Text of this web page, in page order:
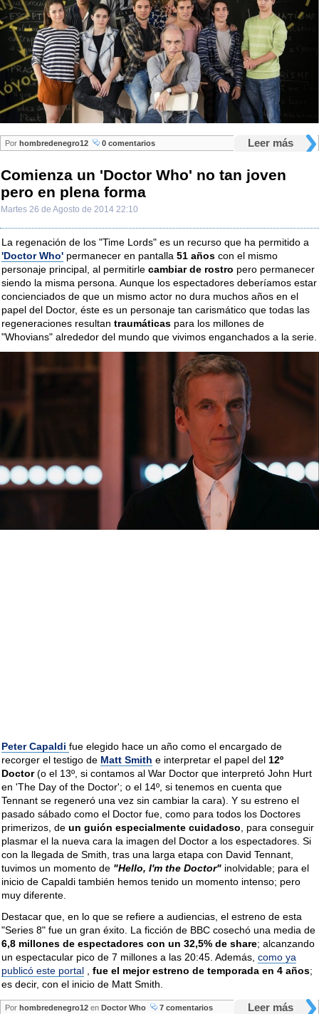
Leer más
Por hombredenegro12 0 comentarios
Comienza un 'Doctor Who' no tan joven
pero en plena forma
Martes 26 de Agosto de 2014 22:10
La regenación de los "Time Lords" es un recurso que ha permitido a
'Doctor Who' permanecer en pantalla 51 años con el mismo
personaje principal, al permitirle cambiar de rostro pero permanecer
siendo la misma persona. Aunque los espectadores deberíamos estar
concienciados de que un mismo actor no dura muchos años en el
papel del Doctor, éste es un personaje tan carismático que todas las
regeneraciones resultan traumáticas para los millones de
"Whovians" alrededor del mundo que vivimos enganchados a la serie.
Peter Capaldi fue elegido hace un año como el encargado de
recorger el testigo de Matt Smith e interpretar el papel del 12º
Doctor(o el 13º, si contamos al War Doctor que interpretó John Hurt
en 'The Day of the Doctor'; o el 14º, si tenemos en cuenta que
Tennant se regeneró una vez sin cambiar la cara). Y su estreno el
pasado sábado como el Doctor fue, como para todos los Doctores
primerizos, de un guión especialmente cuidadoso , para conseguir
plasmar el la nueva cara la imagen del Doctor a los espectadores. Si
con la llegada de Smith, tras una larga etapa con David Tennant,
tuvimos un momento de "Hello, I'm the Doctor" inolvidable; para el
inicio de Capaldi también hemos tenido un momento intenso; pero
muy diferente.
Destacar que, en lo que se refiere a audiencias, el estreno de esta
"Series 8" fue un gran éxito. La ficción de BBC cosechó una media de
6,8 millones de espectadores con un 32,5% de share; alcanzando
un espectacular pico de 7 millones a las 20:45. Además, como ya
publicó este portal
fue el mejor estreno de temporada en 4 años;
es decir, con el inicio de Matt Smith.
Leer más
Por hombredenegro12 en Doctor Who 7 comentarios